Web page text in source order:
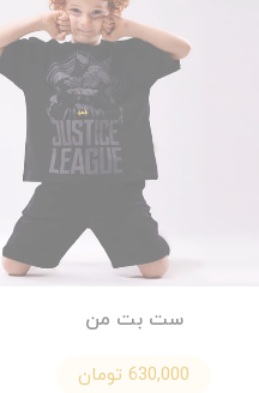
ست بت من
630,000 تومان